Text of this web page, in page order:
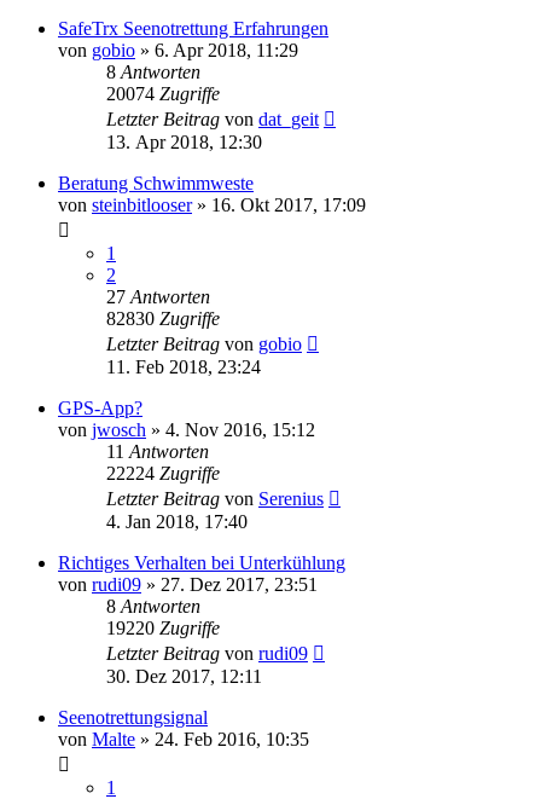
SafeTrx Seenotrettung Erfahrungen
von gobio » 6. Apr 2018, 11:29
8 Antworten
20074 Zugriffe
Letzter Beitrag von dat_geit
13. Apr 2018, 12:30
Beratung Schwimmweste
von steinbitlooser» 16. Okt 2017, 17:09
1
2
27 Antworten
82830 Zugriffe
Letzter Beitrag von gobio
11. Feb 2018, 23:24
GPS-App?
von jwosch » 4. Nov 2016, 15:12
11 Antworten
22224 Zugriffe
Letzter Beitrag von Serenius
4. Jan 2018, 17:40
Richtiges Verhalten bei Unterkühlung
von rudi09 » 27. Dez 2017, 23:51
8 Antworten
19220 Zugriffe
Letzter Beitrag von rudi09
30. Dez 2017, 12:11
Seenotrettungsignal
von Malte » 24. Feb 2016, 10:35
1